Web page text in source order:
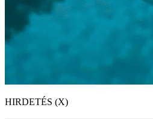
HIRDETÉS (X)